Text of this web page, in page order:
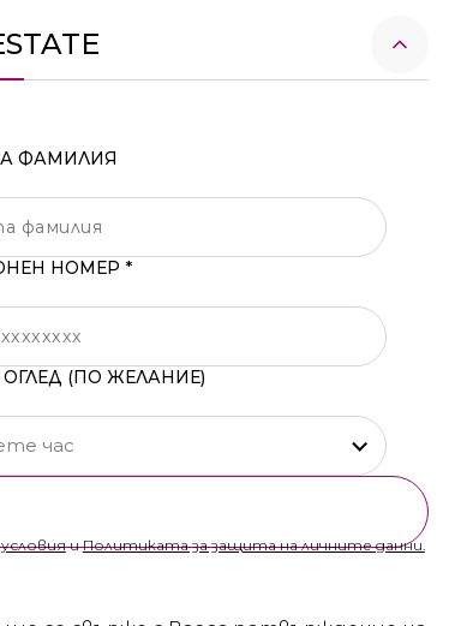
ФАМИЛИЯ
НОМЕР *
ОГЛЕД (ПО ЖЕЛАНИЕ)
час
иПолитиката за защита на личните данни.